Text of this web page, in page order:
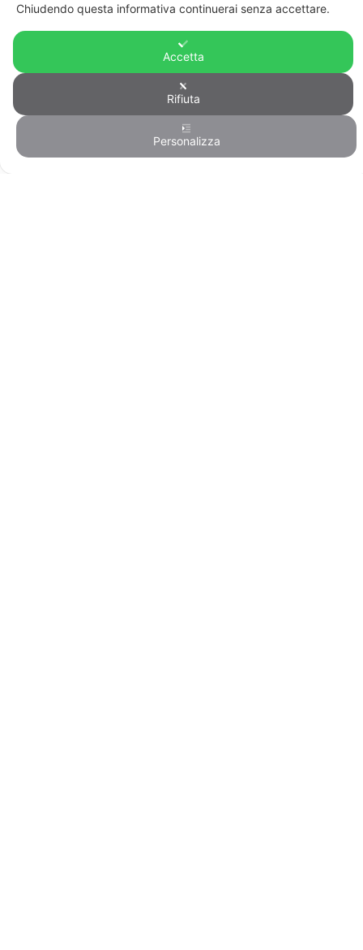
Privacy & Cookie Policy
© FIRST CISL - C.F. 80122130588
Chiudendo questa informativa continuerai senza accettare.
Accetta
Rifiuta
Personalizza